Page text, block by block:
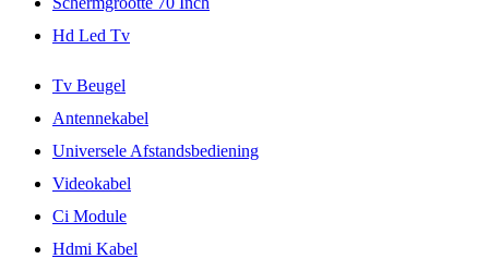
Hd Led Tv
Tv Beugel
Antennekabel
Universele Afstandsbediening
Videokabel
Ci Module
Hdmi Kabel